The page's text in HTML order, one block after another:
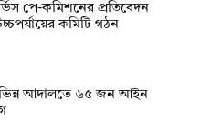
পে-কমিশনের প্রতিবেদন
কমিটি গঠন
আদালতে ৬৫ জন আইন